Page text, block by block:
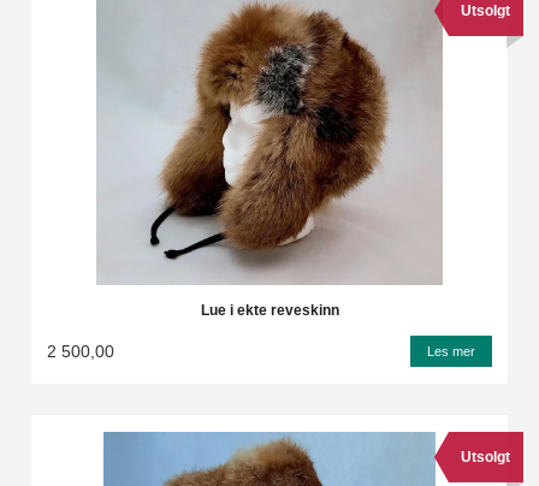
Lue i ekte reveskinn
Utsolgt
2 500,00 Les mer
Utsolgt